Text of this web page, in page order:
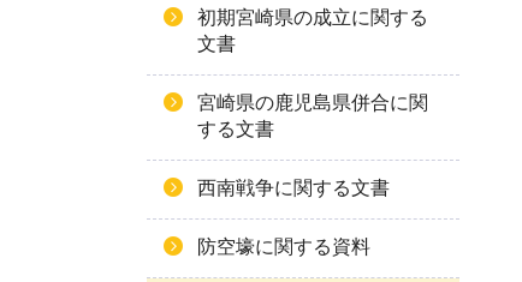
初期宮崎県の成立に関する
文書
宮崎県の鹿児島県併合に関
する文書
西南戦争に関する文書
防空壕に関する資料